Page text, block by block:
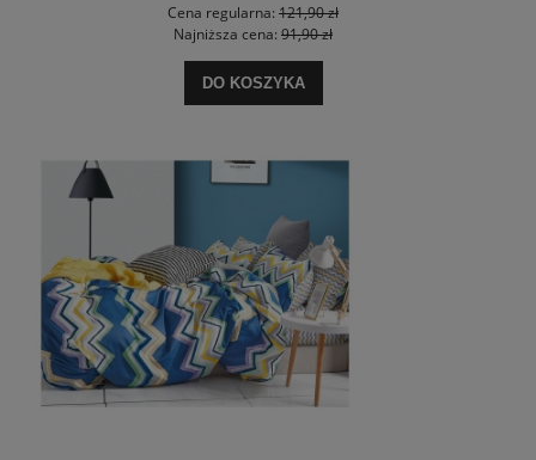
Cena regularna: 121,90 zł
Najniższa cena: 91,90 zł
DO KOSZYKA